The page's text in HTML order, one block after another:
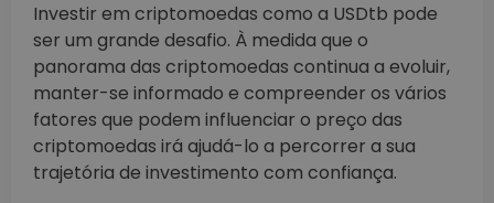
Investir em criptomoedas como a USDtb pode
ser um grande desafio. À medida que o
panorama das criptomoedas continua a evoluir,
manter-se informado e compreender os vários
fatores que podem influenciar o preço das
criptomoedas irá ajudá-lo a percorrer a sua
trajetória de investimento com confiança.